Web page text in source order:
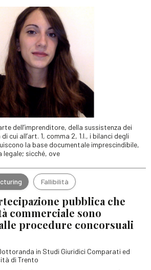
dell’imprenditore, della sussistenza dei
cui all’art. 1, comma 2, 1.l., i bilanci degli
la base documentale imprescindibile,
legale; sicché, ove
Fallibilità
pubblica che
commerciale sono
procedure concorsuali
in Studi Giuridici Comparati ed
di Trento